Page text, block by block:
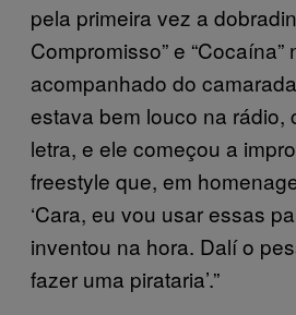
pela primeira vez a
Compromisso” e “Cocaína”
acompanhado do
estava bem louco na rádio,
letra, e ele começou a
freestyle que, em
‘Cara, eu vou usar essas
inventou na hora. Dalí o
fazer uma pirataria’.”